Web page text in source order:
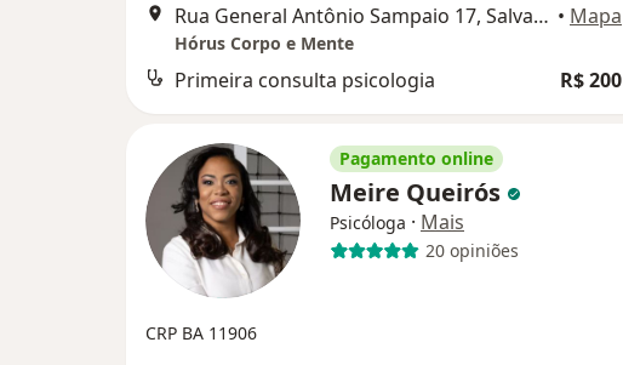
Rua General Antônio Sampaio 17, Salvador • Mapa
Hórus Corpo e Mente
Primeira consulta psicologia R$ 200
Pagamento online
Meire Queirós
Psicóloga · Mais
20 opiniões
CRP BA 11906